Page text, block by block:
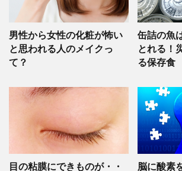
男性から女性の化粧が怖い
と思われる人のメイクっ
て？
缶詰の魚
とれる！
る保存食
目の粘膜にできものが・・ 脳に酸素